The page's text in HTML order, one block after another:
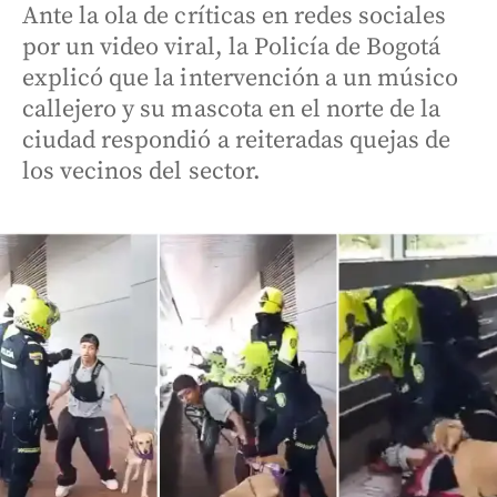
Ante la ola de críticas en redes sociales
por un video viral, la Policía de Bogotá
explicó que la intervención a un músico
callejero y su mascota en el norte de la
ciudad respondió a reiteradas quejas de
los vecinos del sector.